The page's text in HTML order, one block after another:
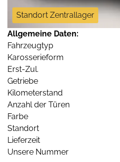
Standort Zentrallager
Allgemeine Daten:
Fahrzeugtyp
Karosserieform
Erst-Zul.
Getriebe
Kilometerstand
Anzahl der Türen
Farbe
Standort
Lieferzeit
Unsere Nummer